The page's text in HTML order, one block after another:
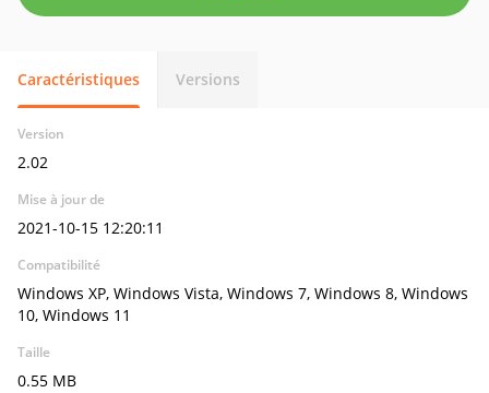
Caractéristiques Versions
Version
2.02
Mise à jour de
2021-10-15 12:20:11
Compatibilité
Windows XP, Windows Vista, Windows 7, Windows 8, Windows
10, Windows 11
Taille
0.55 MB